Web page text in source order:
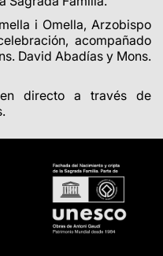
i Omella, Arzobispo
acompañado
David Abadías y Mons.
directo a través de